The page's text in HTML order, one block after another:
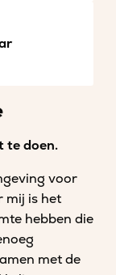
te doen.
voor
mij is het
hebben die
met de